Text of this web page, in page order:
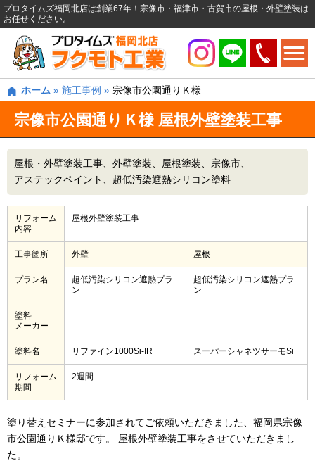
プロタイムズ福岡北店は創業67年！宗像市・福津市・古賀市の屋根・外壁塗装は
お任せください。
ホーム » 施工事例 » 宗像市公園通りＫ様
宗像市公園通りＫ様 屋根外壁塗装工事
屋根・外壁塗装工事 外壁塗装 屋根塗装
宗像市
アステックペイント
超低汚染遮熱シリコン塗料
リフォーム
内容
屋根外壁塗装工事
工事箇所 外壁 屋根
プラン名
超低汚染シリコン遮熱プラ
ン
超低汚染シリコン遮熱プラ
ン
塗料
メーカー
塗料名 リファイン1000Si-IR スーパーシャネツサーモSi
リフォーム
期間
2週間
塗り替えセミナーに参加されてご依頼いただきました、福岡県宗像
市公園通りＫ様邸です。 屋根外壁塗装工事をさせていただきまし
た。